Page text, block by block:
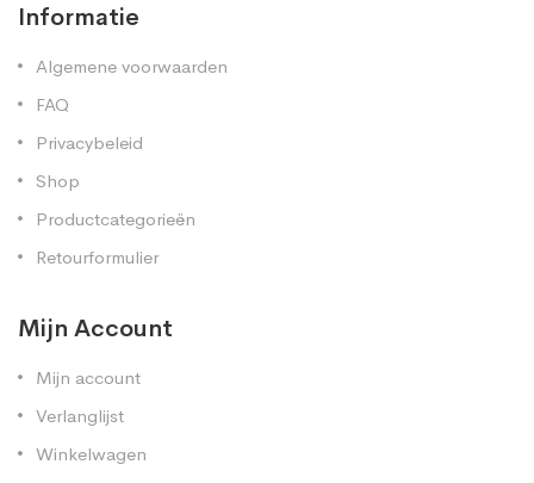
Informatie
Algemene voorwaarden
FAQ
Privacybeleid
Shop
Productcategorieën
Retourformulier
Mijn Account
Mijn account
Verlanglijst
Winkelwagen